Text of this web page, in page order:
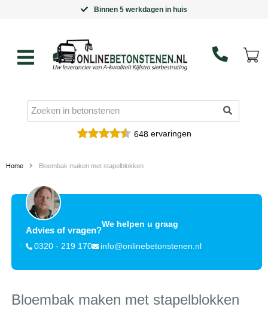
Binnen 5 werkdagen in huis
648ervaringen
Home Bloembak maken met stapelblokken
Advies of vragen?
We helpen u graag
0320 - 219 170 info@onlinebetonstenen.nl
Bloembak maken met stapelblokken